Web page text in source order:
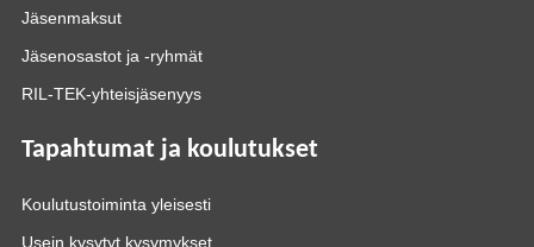
Jäsenmaksut
Jäsenosastot ja -ryhmät
RIL-TEK-yhteisjäsenyys
Tapahtumat ja koulutukset
Koulutustoiminta yleisesti
Usein kysytyt kysymykset